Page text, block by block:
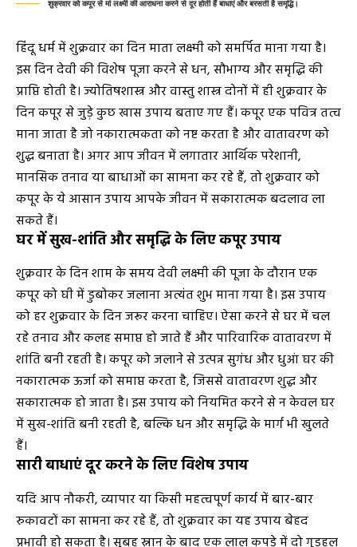
शुक्रवार को कपूर से मां लक्ष्मी की आराधना करने से दूर होती हैं बाधाएं और बरसती है समृद्धि।
हिंदू धर्म में शुक्रवार का दिन माता लक्ष्मी को समर्पित माना गया है।
इस दिन देवी की विशेष पूजा करने से धन, सौभाग्य और समृद्धि की
प्राप्ति होती है। ज्योतिषशास्त्र और वास्तु शास्त्र दोनों में ही शुक्रवार के
दिन कपूर से जुड़े कुछ खास उपाय बताए गए हैं। कपूर एक पवित्र तत्व
माना जाता है जो नकारात्मकता को नष्ट करता है और वातावरण को
शुद्ध बनाता है। अगर आप जीवन में लगातार आर्थिक परेशानी,
मानसिक तनाव या बाधाओं का सामना कर रहे हैं, तो शुक्रवार को
कपूर के ये आसान उपाय आपके जीवन में सकारात्मक बदलाव ला
सकते हैं।
घर में सुख-शांति और समृद्धि के लिए कपूर उपाय
शुक्रवार के दिन शाम के समय देवी लक्ष्मी की पूजा के दौरान एक
कपूर को घी में डुबोकर जलाना अत्यंत शुभ माना गया है। इस उपाय
को हर शुक्रवार के दिन जरूर करना चाहिए। ऐसा करने से घर में चल
रहे तनाव और कलह समाप्त हो जाते हैं और पारिवारिक वातावरण में
शांति बनी रहती है। कपूर को जलाने से उत्पन्न सुगंध और धुआं घर की
नकारात्मक ऊर्जा को समाप्त करता है, जिससे वातावरण शुद्ध और
सकारात्मक हो जाता है। इस उपाय को नियमित करने से न केवल घर
में सुख-शांति बनी रहती है, बल्कि धन और समृद्धि के मार्ग भी खुलते
हैं।
सारी बाधाएं दूर करने के लिए विशेष उपाय
यदि आप नौकरी, व्यापार या किसी महत्वपूर्ण कार्य में बार-बार
रुकावटों का सामना कर रहे हैं, तो शुक्रवार का यह उपाय बेहद
प्रभावी हो सकता है। सुबह स्नान के बाद एक लाल कपड़े में दो गुड़हल